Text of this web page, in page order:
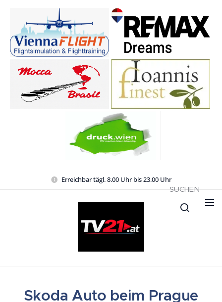
Erreichbar tägl. 8.00 Uhr bis 23.00 Uhr
SUCHEN
Skoda Auto beim Prague